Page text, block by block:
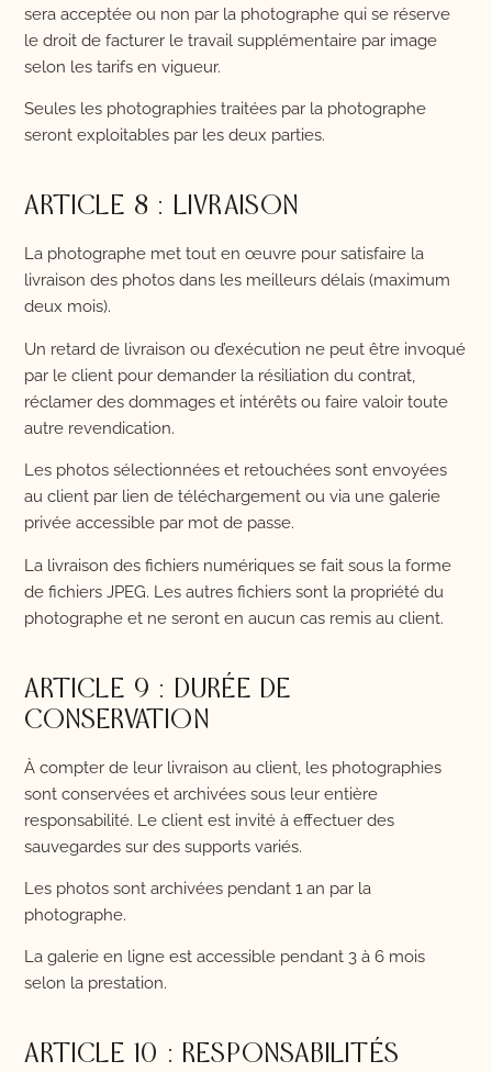
sera acceptée ou non par la photographe qui se réserve
le droit de facturer le travail supplémentaire par image
selon les tarifs en vigueur.
Seules les photographies traitées par la photographe
seront exploitables par les deux parties.
ARTICLE 8 : LIVRAISON
La photographe met tout en œuvre pour satisfaire la
livraison des photos dans les meilleurs délais (maximum
deux mois).
Un retard de livraison ou d’exécution ne peut être invoqué
par le client pour demander la résiliation du contrat,
réclamer des dommages et intérêts ou faire valoir toute
autre revendication.
Les photos sélectionnées et retouchées sont envoyées
au client par lien de téléchargement ou via une galerie
privée accessible par mot de passe.
La livraison des fichiers numériques se fait sous la forme
de fichiers JPEG. Les autres fichiers sont la propriété du
photographe et ne seront en aucun cas remis au client.
ARTICLE 9 : DURÉE DE
CONSERVATION
À compter de leur livraison au client, les photographies
sont conservées et archivées sous leur entière
responsabilité. Le client est invité à effectuer des
sauvegardes sur des supports variés.
Les photos sont archivées pendant 1 an par la
photographe.
La galerie en ligne est accessible pendant 3 à 6 mois
selon la prestation.
ARTICLE 10 : RESPONSABILITÉS